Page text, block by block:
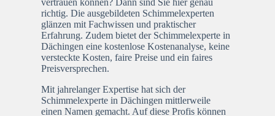
richtig. Die ausgebildeten Schimmelexperten
glänzen mit Fachwissen und praktischer
Erfahrung. Zudem bietet der Schimmelexperte in
Dächingen eine kostenlose Kostenanalyse, keine
versteckte Kosten, faire Preise und ein faires
Preisversprechen.
Mit jahrelanger Expertise hat sich der
Schimmelexperte in Dächingen mittlerweile
einen Namen gemacht. Auf diese Profis können